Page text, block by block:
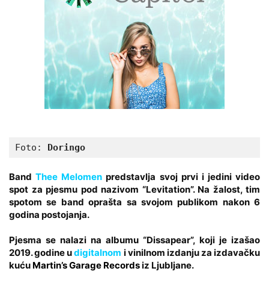
Foto: Doringo
BandThee Melomen predstavlja svoj prvi i jedini video
spot za pjesmu pod nazivom “Levitation”. Na žalost, tim
spotom se band oprašta sa svojom publikom nakon 6
godina postojanja.
Pjesma se nalazi na albumu “Dissapear”, koji je izašao
2019. godine udigitalnom i vinilnom izdanju za izdavačku
kuću Martin’s Garage Recordsiz Ljubljane.